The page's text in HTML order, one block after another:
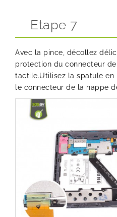
Etape 7
Avec la pince, décollez
protection du connecteur
tactile.Utilisez la spatule
le connecteur de la nappe